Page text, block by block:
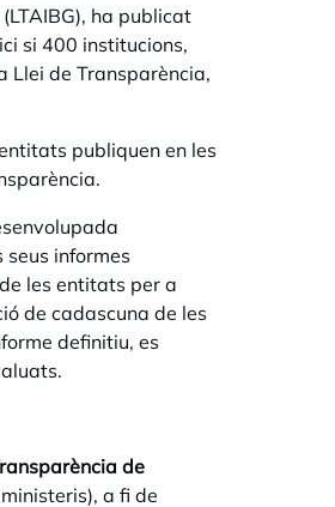
ha publicat
si 400 institucions,
Llei de Transparència,
publiquen en les
informes
les entitats per a
de cadascuna de les
definitiu, es
de
a fi de